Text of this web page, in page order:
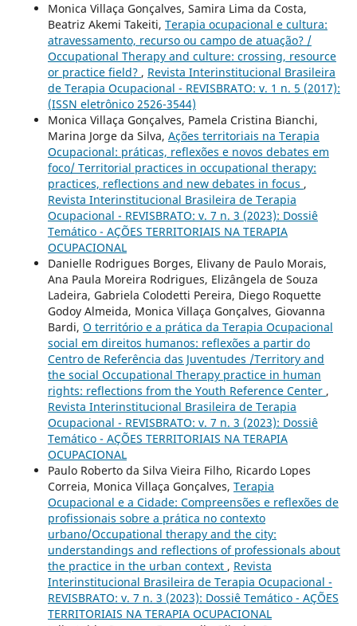
Monica Villaça Gonçalves, Samira Lima da Costa,
Beatriz Akemi Takeiti, Terapia ocupacional e cultura:
atravessamento, recurso ou campo de atuação? /
Occupational Therapy and culture: crossing, resource
or practice field? , Revista Interinstitucional Brasileira
de Terapia Ocupacional - REVISBRATO: v. 1 n. 5 (2017):
(ISSN eletrônico 2526-3544)
Monica Villaça Gonçalves, Pamela Cristina Bianchi,
Marina Jorge da Silva, Ações territoriais na Terapia
Ocupacional: práticas, reflexões e novos debates em
foco/ Territorial practices in occupational therapy:
practices, reflections and new debates in focus ,
Revista Interinstitucional Brasileira de Terapia
Ocupacional - REVISBRATO: v. 7 n. 3 (2023): Dossiê
Temático - AÇÕES TERRITORIAIS NA TERAPIA
OCUPACIONAL
Danielle Rodrigues Borges, Elivany de Paulo Morais,
Ana Paula Moreira Rodrigues, Elizângela de Souza
Ladeira, Gabriela Colodetti Pereira, Diego Roquette
Godoy Almeida, Monica Villaça Gonçalves, Giovanna
Bardi, O território e a prática da Terapia Ocupacional
social em direitos humanos: reflexões a partir do
Centro de Referência das Juventudes /Territory and
the social Occupational Therapy practice in human
rights: reflections from the Youth Reference Center ,
Revista Interinstitucional Brasileira de Terapia
Ocupacional - REVISBRATO: v. 7 n. 3 (2023): Dossiê
Temático - AÇÕES TERRITORIAIS NA TERAPIA
OCUPACIONAL
Paulo Roberto da Silva Vieira Filho, Ricardo Lopes
Correia, Monica Villaça Gonçalves, Terapia
Ocupacional e a Cidade: Compreensões e reflexões de
profissionais sobre a prática no contexto
urbano/Occupational therapy and the city:
understandings and reflections of professionals about
the practice in the urban context , Revista
Interinstitucional Brasileira de Terapia Ocupacional -
REVISBRATO: v. 7 n. 3 (2023): Dossiê Temático - AÇÕES
TERRITORIAIS NA TERAPIA OCUPACIONAL